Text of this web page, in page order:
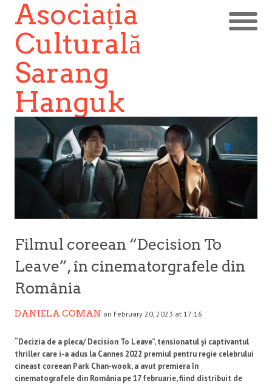
Asociația
Culturală
Sarang
Hanguk
Filmul coreean “Decision To
Leave”, în cinematorgrafele din
România
DANIELA COMAN on February 20, 2023 at 17:16
“Decizia de a pleca/ Decision To Leave”, tensionatul și captivantul
thriller care i-a adus la Cannes 2022 premiul pentru regie celebrului
cineast coreean Park Chan-wook, a avut premiera în
cinematografele din România pe 17 februarie, fiind distribuit de